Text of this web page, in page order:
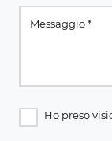
Ho preso